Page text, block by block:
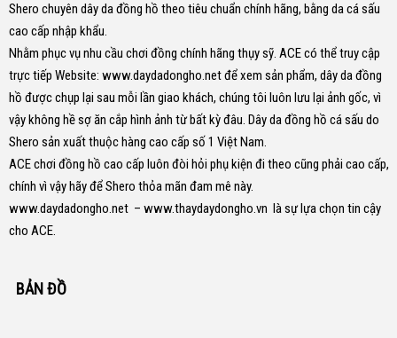
Shero chuyên dây da đồng hồ theo tiêu chuẩn chính hãng, bằng da cá sấu
cao cấp nhập khẩu.
Nhằm phục vụ nhu cầu chơi đồng chính hãng thụy sỹ. ACE có thể truy cập
trực tiếp Website: www.daydadongho.netđể xem sản phẩm, dây da đồng
hồ được chụp lại sau mỗi lần giao khách, chúng tôi luôn lưu lại ảnh gốc, vì
vậy không hề sợ ăn cắp hình ảnh từ bất kỳ đâu. Dây da đồng hồ cá sấu do
Shero sản xuất thuộc hàng cao cấp số 1 Việt Nam.
ACE chơi đồng hồ cao cấp luôn đòi hỏi phụ kiện đi theo cũng phải cao cấp,
chính vì vậy hãy để Shero thỏa mãn đam mê này.
www.daydadongho.net – www.thaydaydongho.vn là sự lựa chọn tin cậy
cho ACE.
BẢN ĐỒ